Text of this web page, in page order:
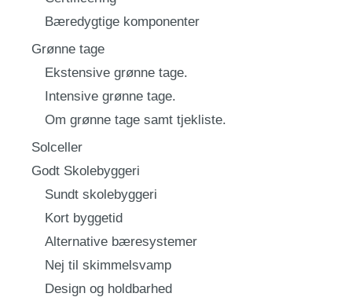
Bæredygtige komponenter
Grønne tage
Ekstensive grønne tage.
Intensive grønne tage.
Om grønne tage samt tjekliste.
Solceller
Godt Skolebyggeri
Sundt skolebyggeri
Kort byggetid
Alternative bæresystemer
Nej til skimmelsvamp
Design og holdbarhed